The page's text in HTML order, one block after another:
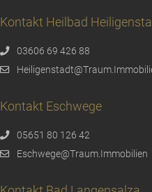
Kontakt Heilbad
03606 69 426 88
Kontakt Eschwege
05651 80 126 42
Eschwege@Traum.Immobilien